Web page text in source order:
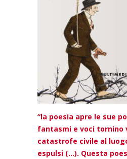
“la poesia apre le sue
fantasmi e voci tornino
catastrofe civile al
espulsi (…). Questa